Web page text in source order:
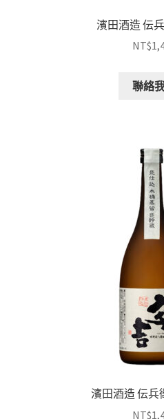
濱田酒造 伝
NT$
聯絡
濱田酒造 伝兵
NT$